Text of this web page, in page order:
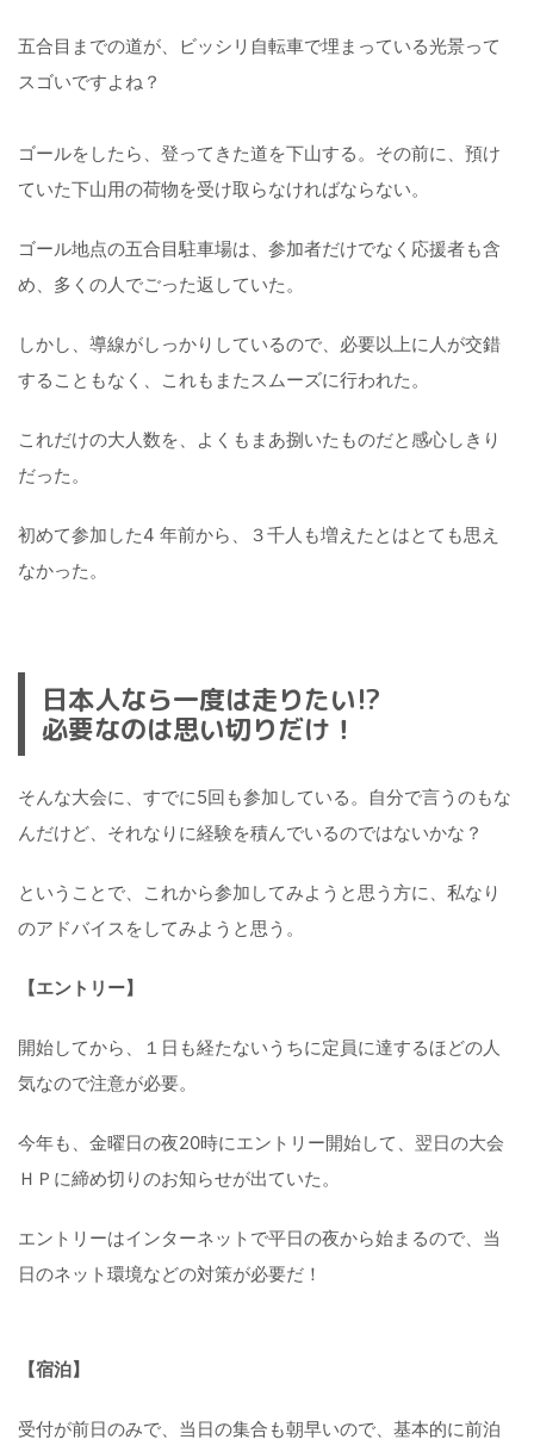
五合目までの道が、ビッシリ自転車で埋まっている光景って
スゴいですよね？
ゴールをしたら、登ってきた道を下山する。その前に、預け
ていた下山用の荷物を受け取らなければならない。
ゴール地点の五合目駐車場は、参加者だけでなく応援者も含
め、多くの人でごった返していた。
しかし、導線がしっかりしているので、必要以上に人が交錯
することもなく、これもまたスムーズに行われた。
これだけの大人数を、よくもまあ捌いたものだと感心しきり
だった。
初めて参加した4 年前から、３千人も増えたとはとても思え
なかった。
日本人なら一度は走りたい!?
必要なのは思い切りだけ！
そんな大会に、すでに5回も参加している。自分で言うのもな
んだけど、それなりに経験を積んでいるのではないかな？
ということで、これから参加してみようと思う方に、私なり
のアドバイスをしてみようと思う。
【エントリー】
開始してから、１日も経たないうちに定員に達するほどの人
気なので注意が必要。
今年も、金曜日の夜20時にエントリー開始して、翌日の大会
ＨＰに締め切りのお知らせが出ていた。
エントリーはインターネットで平日の夜から始まるので、当
日のネット環境などの対策が必要だ！
【宿泊】
受付が前日のみで、当日の集合も朝早いので、基本的に前泊